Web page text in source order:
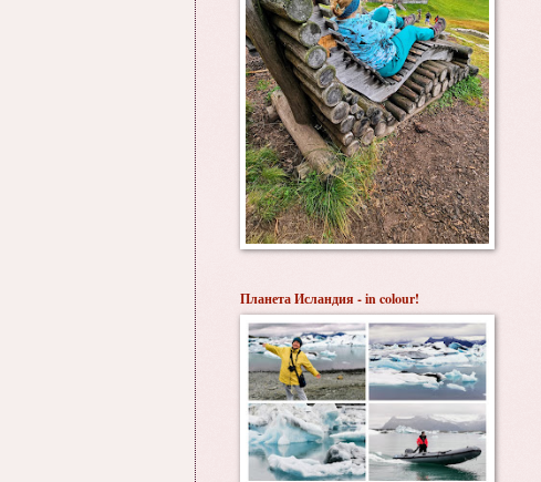
Планета Исландия - in colour!